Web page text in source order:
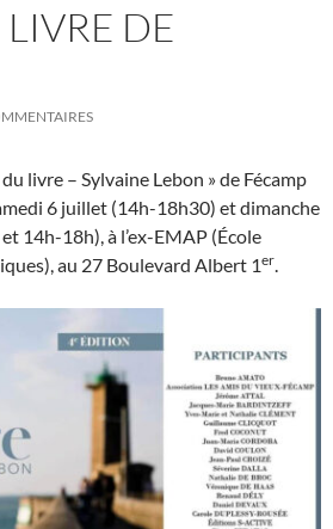
DE
livre – Sylvaine Lebon » de Fécamp
6 juillet (14h-18h30) et dimanche
14h-18h), à l’ex-EMAP (École
au 27 Boulevard Albert 1er.